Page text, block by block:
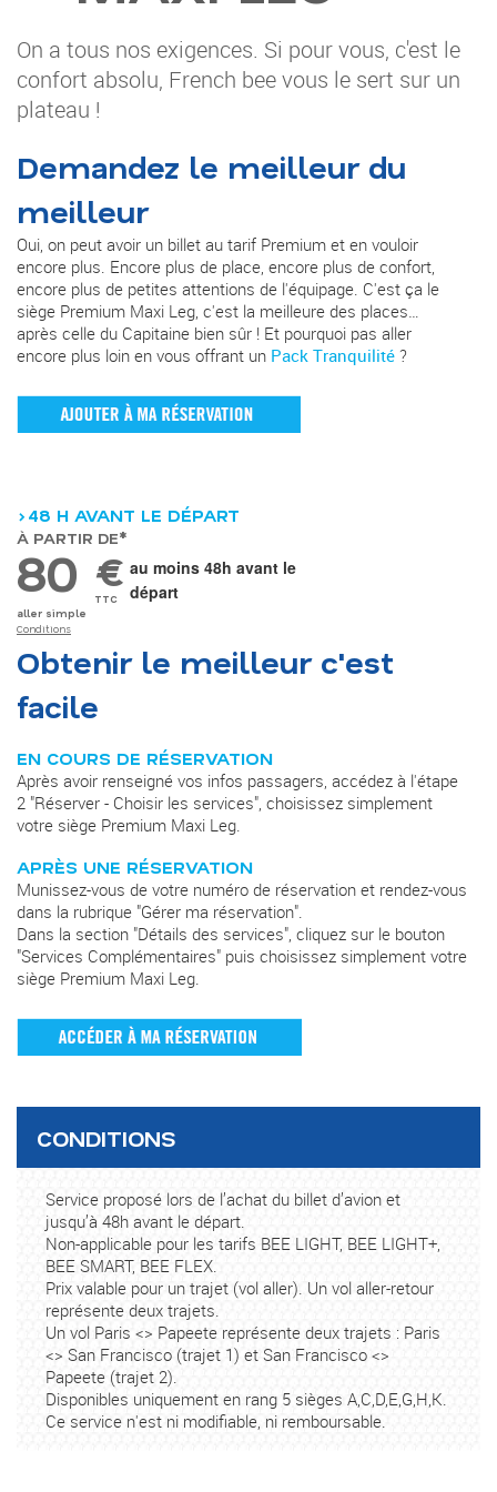
On a tous nos exigences. Si pour vous, c'est le
confort absolu, French bee vous le sert sur un
plateau !
Demandez le meilleur du
meilleur
Oui, on peut avoir un billet au tarif Premium et en vouloir
encore plus. Encore plus de place, encore plus de confort,
encore plus de petites attentions de l'équipage. C'est ça le
siège Premium Maxi Leg, c'est la meilleure des places…
après celle du Capitaine bien sûr ! Et pourquoi pas aller
encore plus loin en vous offrant un Pack Tranquilité ?
>48 H AVANT LE DÉPART
À PARTIR DE*
80 €
TTC
au moins 48h avant le
départ
aller simple
Conditions
Obtenir le meilleur c'est
facile
EN COURS DE RÉSERVATION
Après avoir renseigné vos infos passagers, accédez à l'étape
2 "Réserver - Choisir les services", choisissez simplement
votre siège Premium Maxi Leg.
APRÈS UNE RÉSERVATION
Munissez-vous de votre numéro de réservation et rendez-vous
dans la rubrique "Gérer ma réservation".
Dans la section "Détails des services", cliquez sur le bouton
"Services Complémentaires" puis choisissez simplement votre
siège Premium Maxi Leg.
CONDITIONS
Service proposé lors de l’achat du billet d’avion et
jusqu’à 48h avant le départ.
Non-applicable pour les tarifs BEE LIGHT, BEE LIGHT+,
BEE SMART, BEE FLEX.
Prix valable pour un trajet (vol aller). Un vol aller-retour
représente deux trajets.
Un vol Paris <> Papeete représente deux trajets : Paris
<> San Francisco (trajet 1) et San Francisco <>
Papeete (trajet 2).
Disponibles uniquement en rang 5 sièges A,C,D,E,G,H,K.
Ce service n'est ni modifiable, ni remboursable.